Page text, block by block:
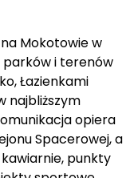
z najbardziej
licznych
Morskie Oko i
Mokotowie w
parków i terenów
Łazienkami
najbliższym
opiera
Spacerowej, a
punkty